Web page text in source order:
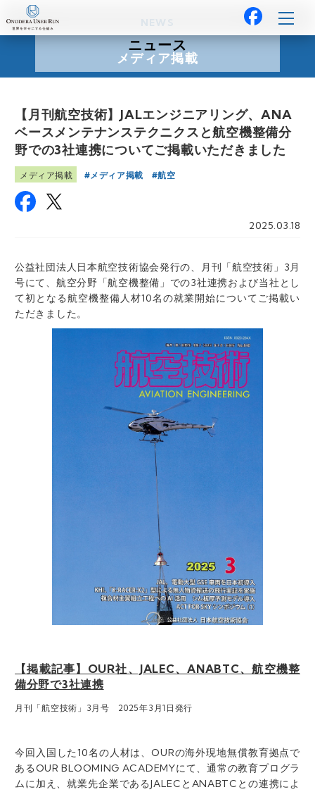
ニュース
メディア掲載
【月刊航空技術】JALエンジニアリング、ANA
ベースメンテナンステクニクスと航空機整備分
野での3社連携についてご掲載いただきました
メディア掲載 メディア掲載 航空
2025.03.18
公益社団法人日本航空技術協会発行の、月刊「航空技術」3月
号にて、航空分野「航空機整備」での3社連携および当社とし
て初となる航空機整備人材10名の就業開始についてご掲載い
ただきました。
【掲載記事】OUR社、JALEC、ANABTC、航空機整
備分野で3社連携
月刊「航空技術」3月号 2025年3月1日発行
今回入国した10名の人材は、OURの海外現地無償教育拠点で
あるOUR BLOOMING ACADEMYにて、通常の教育プログラ
ムに加え、就業先企業であるJALECとANABTCとの連携によ